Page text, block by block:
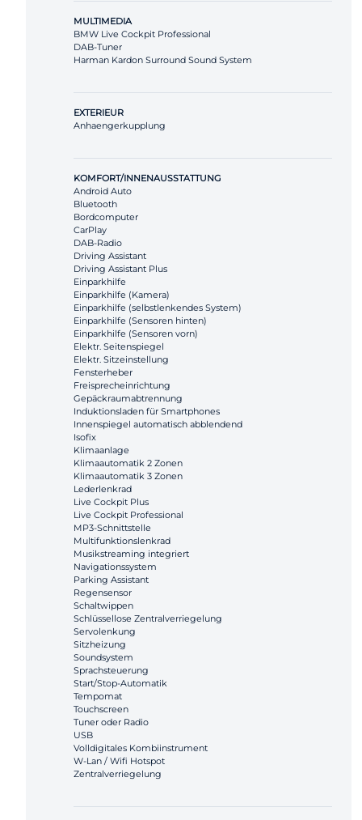
MULTIMEDIA
BMW Live Cockpit Professional
DAB-Tuner
Harman Kardon Surround Sound System
EXTERIEUR
Anhaengerkupplung
KOMFORT/INNENAUSSTATTUNG
Android Auto
Bluetooth
Bordcomputer
CarPlay
DAB-Radio
Driving Assistant
Driving Assistant Plus
Einparkhilfe
Einparkhilfe (Kamera)
Einparkhilfe (selbstlenkendes System)
Einparkhilfe (Sensoren hinten)
Einparkhilfe (Sensoren vorn)
Elektr. Seitenspiegel
Elektr. Sitzeinstellung
Fensterheber
Freisprecheinrichtung
Gepäckraumabtrennung
Induktionsladen für Smartphones
Innenspiegel automatisch abblendend
Isofix
Klimaanlage
Klimaautomatik 2 Zonen
Klimaautomatik 3 Zonen
Lederlenkrad
Live Cockpit Plus
Live Cockpit Professional
MP3-Schnittstelle
Multifunktionslenkrad
Musikstreaming integriert
Navigationssystem
Parking Assistant
Regensensor
Schaltwippen
Schlüssellose Zentralverriegelung
Servolenkung
Sitzheizung
Soundsystem
Sprachsteuerung
Start/Stop-Automatik
Tempomat
Touchscreen
Tuner oder Radio
USB
Volldigitales Kombiinstrument
W-Lan / Wifi Hotspot
Zentralverriegelung